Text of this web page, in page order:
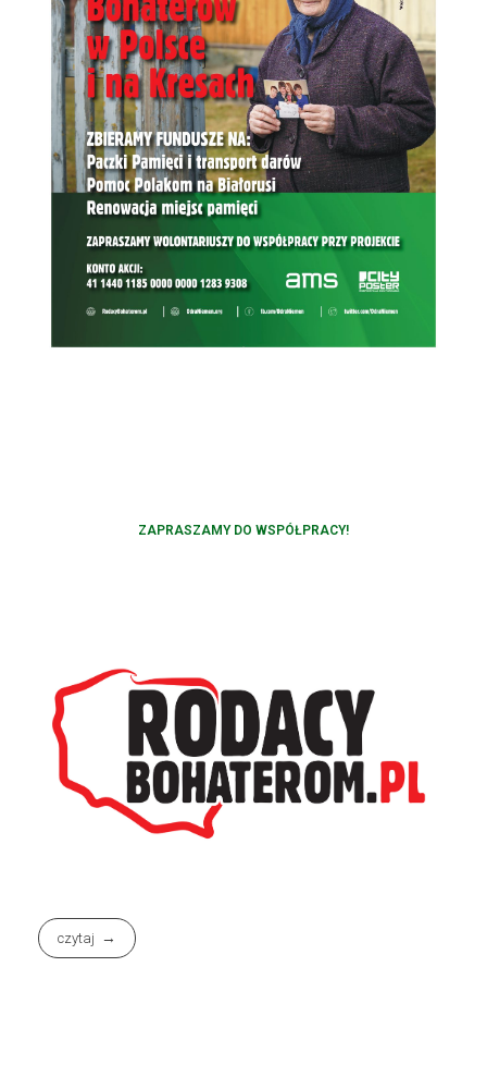
ZAPRASZAMY DO WSPÓŁPRACY!
czytaj